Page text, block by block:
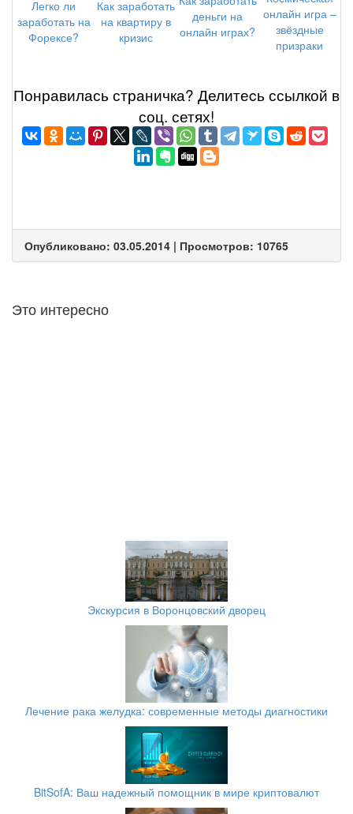
Легко ли
заработать на
Форексе?
Как заработать
на квартиру в
кризис
деньги на
онлайн играх?
онлайн игра –
звёздные
призраки
Понравилась страничка? Делитеcь ссылкой в
соц. сетях!
Опубликовано: 03.05.2014 | Просмотров: 10765
Это интересно
Экскурсия в Воронцовский дворец
Лечение рака желудка: современные методы диагностики
BitSofA: Ваш надежный помощник в мире криптовалют